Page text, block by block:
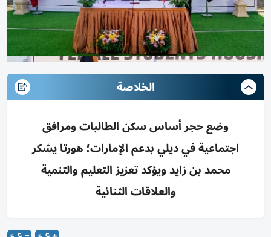
الخلاصة
وضع حجر أساس سكن الطالبات ومرافق
اجتماعية في ديلي بدعم الإمارات؛ هورتا يشكر
محمد بن زايد ويؤكد تعزيز التعليم والتنمية
والعلاقات الثنائية